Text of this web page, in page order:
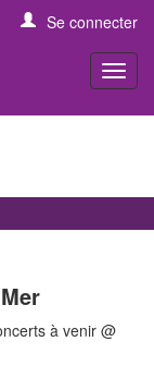
Se connecter
à venir @